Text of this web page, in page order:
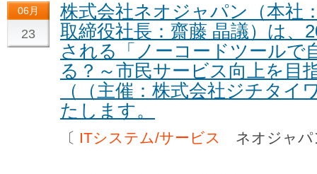
06月
23
株式会社ネオジャパン（本社
取締役社長：齋藤 晶議）は、
される「ノーコードツールで
る？～市民サービス向上を目
（（主催：株式会社ジチタイ
たします。
〔 ITシステム/サービス ネオジャ